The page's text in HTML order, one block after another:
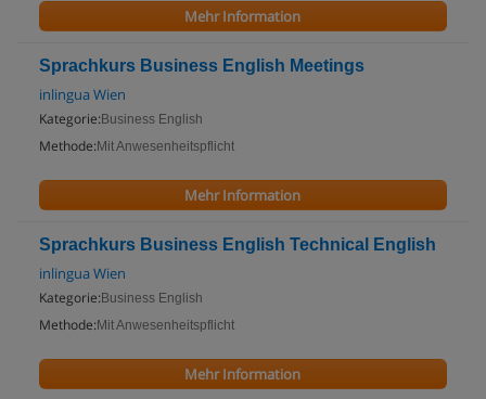
Mehr Information
Sprachkurs Business English Meetings
inlingua Wien
Kategorie: Business English
Methode: Mit Anwesenheitspflicht
Mehr Information
Sprachkurs Business English Technical English
inlingua Wien
Kategorie: Business English
Methode: Mit Anwesenheitspflicht
Mehr Information